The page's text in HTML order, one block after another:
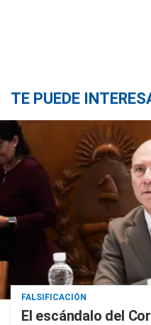
TE PUEDE
FALSIFICACIÓN
El escándalo del